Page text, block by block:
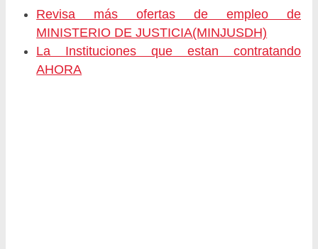
Revisa más ofertas de empleo de
MINISTERIO DE JUSTICIA(MINJUSDH)
La Instituciones que estan contratando
AHORA